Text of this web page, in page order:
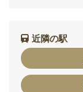
近隣の駅